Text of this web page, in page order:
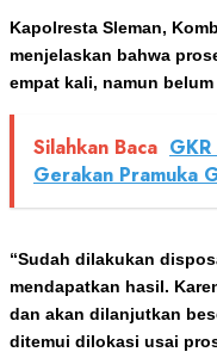
Kapolresta Sleman,
menjelaskan bahwa
empat kali, namun
Silahkan Baca
Gerakan Pramuka
“Sudah dilakukan
mendapatkan hasil.
dan akan dilanjutkan
ditemui dilokasi usai